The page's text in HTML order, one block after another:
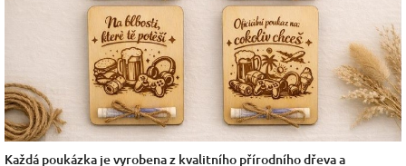
Každá poukázka je vyrobena z kvalitního přírodního dřeva a